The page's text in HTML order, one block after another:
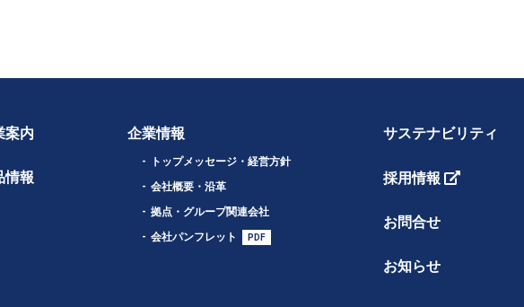
案内
情報
企業情報
トップメッセージ・経営方針
会社概要・沿革
拠点・グループ関連会社
会社パンフレット
サステナビリティ
採用情報
お問合せ
お知らせ